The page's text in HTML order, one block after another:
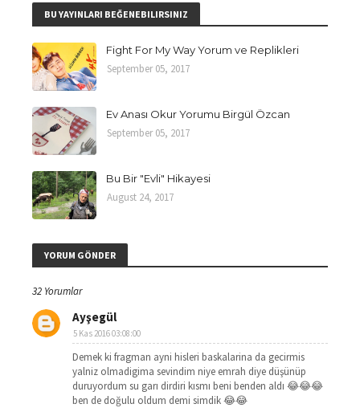
BU YAYINLARI BEĞENEBILIRSINIZ
Fight For My Way Yorum ve Replikleri
September 05, 2017
Ev Anası Okur Yorumu Birgül Özcan
September 05, 2017
Bu Bir "Evli" Hikayesi
August 24, 2017
YORUM GÖNDER
32 Yorumlar
Ayşegül
5 Kas 2016 03:08:00
Demek ki fragman ayni hisleri baskalarina da gecirmis
yalniz olmadigima sevindim niye emrah diye düşünüp
duruyordum su garı dirdiri kısmı beni benden aldı 😂😂😂
ben de doğulu oldum demi simdik 😂😂